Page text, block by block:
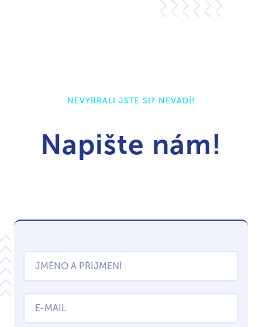
NEVYBRALI JSTE SI? NEVADÍ!
Napište nám!